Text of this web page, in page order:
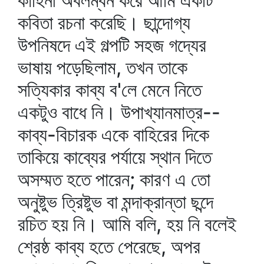
কবিতা রচনা করেছি। ছান্দোগ্য
উপনিষদে এই গল্পটি সহজ গদ্যের
ভাষায় পড়েছিলাম, তখন তাকে
সত্যিকার কাব্য ব'লে মেনে নিতে
একটুও বাধে নি। উপাখ্যানমাত্র--
কাব্য-বিচারক একে বাহিরের দিকে
তাকিয়ে কাব্যের পর্যায়ে স্থান দিতে
অসম্মত হতে পারেন; কারণ এ তো
অনুষ্টুভ ত্রিষ্টুভ বা মন্দাক্রান্তা ছন্দে
রচিত হয় নি। আমি বলি, হয় নি বলেই
শ্রেষ্ঠ কাব্য হতে পেরেছে, অপর